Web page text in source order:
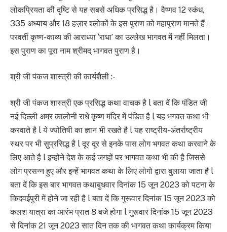
लोकप्रियता की दृष्टि से यह सबसे अधिक प्रसिद्ध है। वैष्णव 12 स्कंध,
335 अध्याय और 18 हज़ार श्लोकों के इस पुराण को महापुराण मानते हैं।
परवर्ती कृष्ण-काव्य की आराध्या ‘राधा’ का उल्लेख भागवत में नहीं मिलता।
इस पुराण का पूरा नाम श्रीमद् भागवत पुराण है।
श्री जी पंकज शास्त्री की कार्यशैली :-
श्री जी पंकज शास्त्री एक प्रसिद्ध कथा वाचक है l बता दें कि पंडित जी
नई दिल्ली अमर कालोनी राधे कृष्ण मंदिर में पंडित है l यह भगवत कथा भी
करवाते है l ये ज्योतिषी का ज्ञान भी रखते है l यह राष्ट्रीय-अंतर्राष्ट्रीय
स्थर पर भी सुप्रसिद्ध है l दूर दूर से इनके पास लोग भगवत कथा करवाने के
लिए आते है l इन्होने देश के कई जगहों पर भागवत कथा भी की है जिससे
लोग प्रसन्न हुए और इन्हें भागवत कथा के लिए लोगो द्वारा बुलाया जाता है l
बता दें कि इस बार भागवत कथाबुधवार दिनांक 15 जून 2023 को पटना के
किदवईपुरी में होने जा रही है l बता दें कि गुरूवार दिनांक 15 जून 2023 को
कलश यात्रा का आरंभ प्रात 8 बजे होगा l गुरूवार दिनांक 15 जून 2023
से दिनांक 21 जून 2023 सात दिन तक की भागवत कथा कार्यक्रम किया